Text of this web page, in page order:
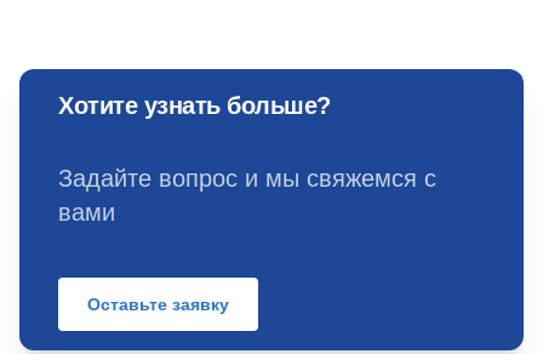
Хотите узнать больше?
Задайте вопрос и мы свяжемся с
вами
Оставьте заявку